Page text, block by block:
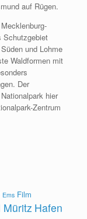
auf Rügen.
Schutzgebiet
und Lohme
Waldformen mit
Der
hier
Zentrum
Ems Film
Müritz Hafen